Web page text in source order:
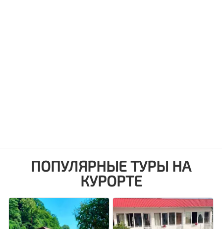
ПОПУЛЯРНЫЕ ТУРЫ НА
КУРОРТЕ